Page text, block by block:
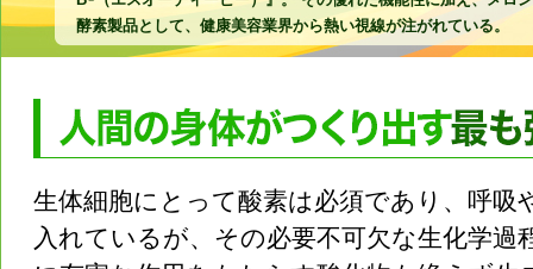
酵素製品として、健康美容業界から熱い視線が注がれている。
生体細胞にとって酸素は必須であり、呼吸
入れているが、その必要不可欠な生化学過